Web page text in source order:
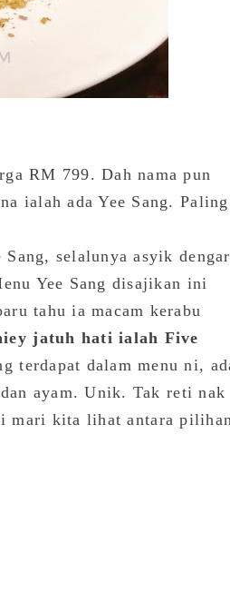
RM 799. Dah nama pun
ialah ada Yee Sang. Paling
selalunya asyik dengar
Yee Sang disajikan ini
tahu ia macam kerabu
jatuh hati ialah Five
terdapat dalam menu ni,
ayam. Unik. Tak reti nak
mari kita lihat antara